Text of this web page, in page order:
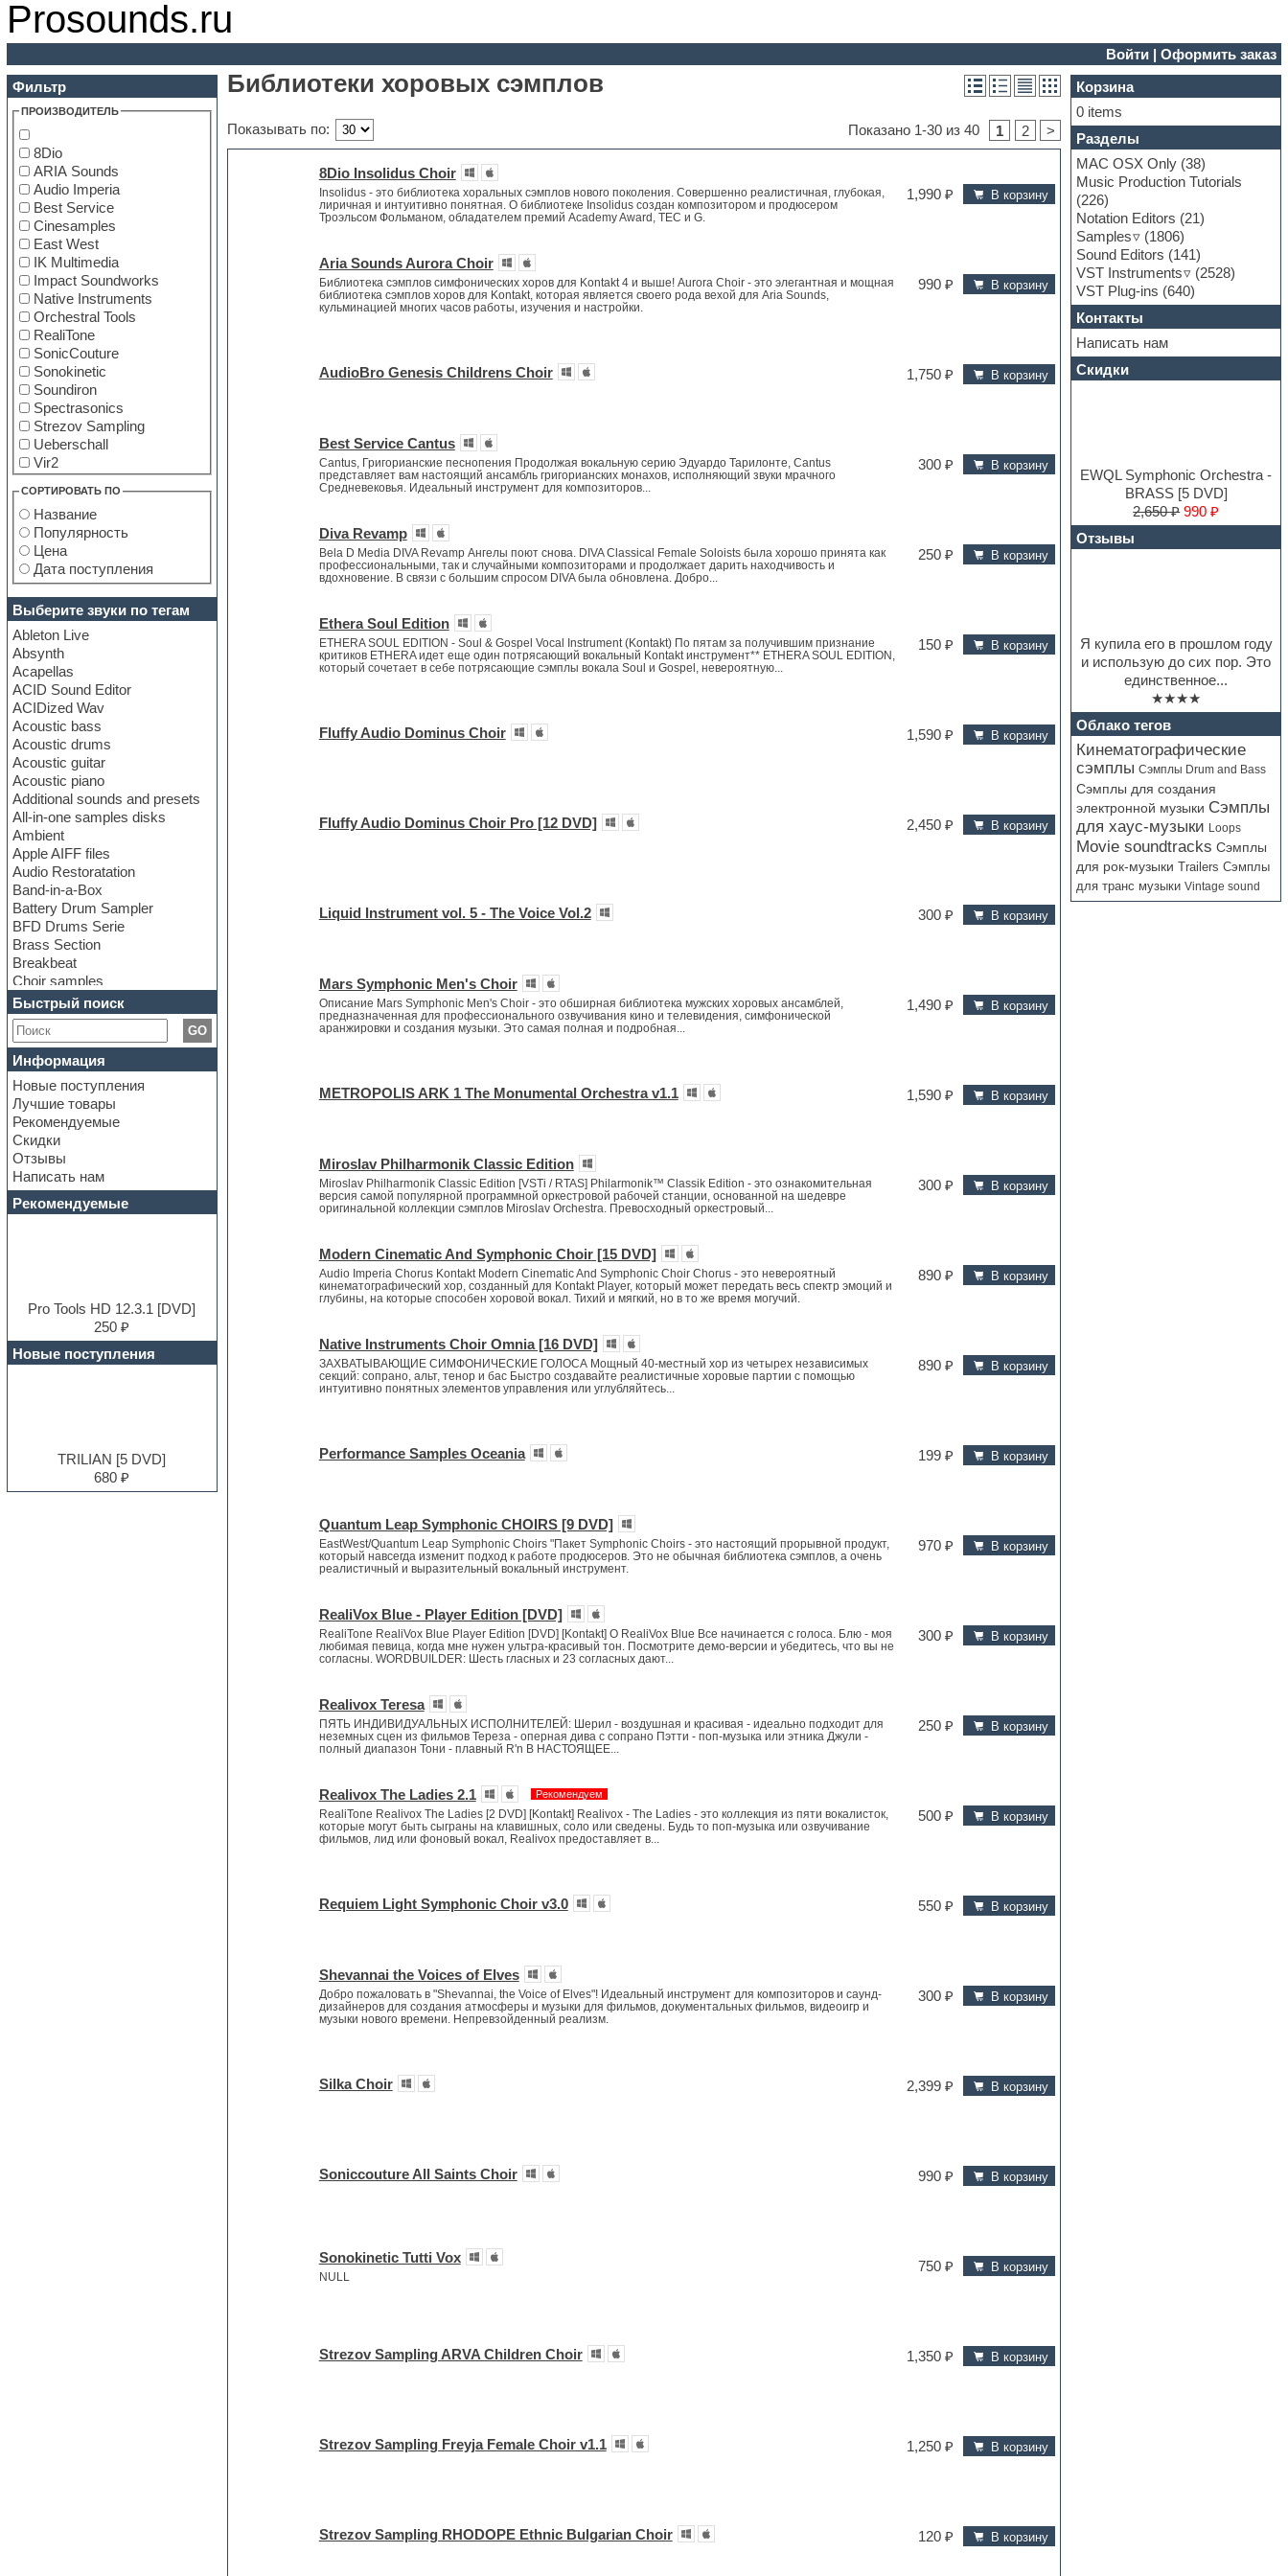
Prosounds.ru
Войти |Оформить заказ
Фильтр
ПРОИЗВОДИТЕЛЬ
8Dio
ARIA Sounds
Audio Imperia
Best Service
Cinesamples
East West
IK Multimedia
Impact Soundworks
Native Instruments
Orchestral Tools
RealiTone
SonicCouture
Sonokinetic
Soundiron
Spectrasonics
Strezov Sampling
Ueberschall
Vir2
Zero-G
СОРТИРОВАТЬ ПО
Название
Популярность
Цена
Дата поступления
Выберите звуки по тегам
Ableton Live
Absynth
Acapellas
ACID Sound Editor
ACIDized Wav
Acoustic bass
Acoustic drums
Acoustic guitar
Acoustic piano
Additional sounds and presets
All-in-one samples disks
Ambient
Apple AIFF files
Audio Restoratation
Band-in-a-Box
Battery Drum Sampler
BFD Drums Serie
Brass Section
Breakbeat
Choir samples
Chris Hein Samples
Cinematic samples
Club bass
Club leads
Club sounds
Construction kits
Convolution
Cubase
Dance drums
Dance music production
tutorials
DAW
Disco samples
Dubstep
E-MU Samples
Electric bass
Electric guitar
Experimental
EXS24 Instruments
Finale
Быстрый поиск
GO
Информация
Новые поступления
Лучшие товары
Рекомендуемые
Скидки
Отзывы
Написать нам
Рекомендуемые
Pro Tools HD 12.3.1 [DVD]
250 ₽
Новые поступления
TRILIAN [5 DVD]
680 ₽
Библиотеки хоровых сэмплов
Показывать по: Показано 1-30 из 40 1 2 >
8Dio Insolidus Choir
Insolidus - это библиотека хоральных сэмплов нового поколения. Совершенно реалистичная, глубокая,
лиричная и интуитивно понятная. О библиотеке Insolidus создан композитором и продюсером
Троэльсом Фольманом, обладателем премий Academy Award, TEC и G.
1,990 ₽ В корзину
Aria Sounds Aurora Choir
Библиотека сэмплов симфонических хоров для Kontakt 4 и выше! Aurora Choir - это элегантная и мощная
библиотека сэмплов хоров для Kontakt, которая является своего рода вехой для Aria Sounds,
кульминацией многих часов работы, изучения и настройки.
990 ₽ В корзину
AudioBro Genesis Childrens Choir 1,750 ₽ В корзину
Best Service Cantus
Cantus, Григорианские песнопения Продолжая вокальную серию Эдуардо Тарилонте, Cantus
представляет вам настоящий ансамбль григорианских монахов, исполняющий звуки мрачного
Средневековья. Идеальный инструмент для композиторов...
300 ₽ В корзину
Diva Revamp
Bela D Media DIVA Revamp Ангелы поют снова. DIVA Classical Female Soloists была хорошо принята как
профессиональными, так и случайными композиторами и продолжает дарить находчивость и
вдохновение. В связи с большим спросом DIVA была обновлена. Добро...
250 ₽ В корзину
Ethera Soul Edition
ETHERA SOUL EDITION - Soul & Gospel Vocal Instrument (Kontakt) По пятам за получившим признание
критиков ETHERA идет еще один потрясающий вокальный Kontakt инструмент** ETHERA SOUL EDITION,
который сочетает в себе потрясающие сэмплы вокала Soul и Gospel, невероятную...
150 ₽ В корзину
Fluffy Audio Dominus Choir 1,590 ₽ В корзину
Fluffy Audio Dominus Choir Pro [12 DVD] 2,450 ₽ В корзину
Liquid Instrument vol. 5 - The Voice Vol.2 300 ₽ В корзину
Mars Symphonic Men's Choir
Описание Mars Symphonic Men's Choir - это обширная библиотека мужских хоровых ансамблей,
предназначенная для профессионального озвучивания кино и телевидения, симфонической
аранжировки и создания музыки. Это самая полная и подробная...
1,490 ₽ В корзину
METROPOLIS ARK 1 The Monumental Orchestra v1.1 1,590 ₽ В корзину
Miroslav Philharmonik Classic Edition
Miroslav Philharmonik Classic Edition [VSTi / RTAS] Philarmonik™ Classik Edition - это ознакомительная
версия самой популярной программной оркестровой рабочей станции, основанной на шедевре
оригинальной коллекции сэмплов Miroslav Orchestra. Превосходный оркестровый...
300 ₽ В корзину
Modern Cinematic And Symphonic Choir [15 DVD]
Audio Imperia Chorus Kontakt Modern Cinematic And Symphonic Choir Chorus - это невероятный
кинематографический хор, созданный для Kontakt Player, который может передать весь спектр эмоций и
глубины, на которые способен хоровой вокал. Тихий и мягкий, но в то же время могучий.
890 ₽ В корзину
Native Instruments Choir Omnia [16 DVD]
ЗАХВАТЫВАЮЩИЕ СИМФОНИЧЕСКИЕ ГОЛОСА Мощный 40-местный хор из четырех независимых
секций: сопрано, альт, тенор и бас Быстро создавайте реалистичные хоровые партии с помощью
интуитивно понятных элементов управления или углубляйтесь...
890 ₽ В корзину
Performance Samples Oceania 199 ₽ В корзину
Quantum Leap Symphonic CHOIRS [9 DVD]
EastWest/Quantum Leap Symphonic Choirs "Пакет Symphonic Choirs - это настоящий прорывной продукт,
который навсегда изменит подход к работе продюсеров. Это не обычная библиотека сэмплов, а очень
реалистичный и выразительный вокальный инструмент.
970 ₽ В корзину
RealiVox Blue - Player Edition [DVD]
RealiTone RealiVox Blue Player Edition [DVD] [Kontakt] О RealiVox Blue Все начинается с голоса. Блю - моя
любимая певица, когда мне нужен ультра-красивый тон. Посмотрите демо-версии и убедитесь, что вы не
согласны. WORDBUILDER: Шесть гласных и 23 согласных дают...
300 ₽ В корзину
Realivox Teresa
ПЯТЬ ИНДИВИДУАЛЬНЫХ ИСПОЛНИТЕЛЕЙ: Шерил - воздушная и красивая - идеально подходит для
неземных сцен из фильмов Тереза - оперная дива с сопрано Пэтти - поп-музыка или этника Джули -
полный диапазон Тони - плавный R'n B НАСТОЯЩЕЕ...
250 ₽ В корзину
Realivox The Ladies 2.1 Рекомендуем
RealiTone Realivox The Ladies [2 DVD] [Kontakt] Realivox - The Ladies - это коллекция из пяти вокалисток,
которые могут быть сыграны на клавишных, соло или сведены. Будь то поп-музыка или озвучивание
фильмов, лид или фоновый вокал, Realivox предоставляет в...
500 ₽ В корзину
Requiem Light Symphonic Choir v3.0 550 ₽ В корзину
Shevannai the Voices of Elves
Добро пожаловать в "Shevannai, the Voice of Elves"! Идеальный инструмент для композиторов и саунд-
дизайнеров для создания атмосферы и музыки для фильмов, документальных фильмов, видеоигр и
музыки нового времени. Непревзойденный реализм.
300 ₽ В корзину
Silka Choir 2,399 ₽ В корзину
Soniccouture All Saints Choir 990 ₽ В корзину
Sonokinetic Tutti Vox
NULL
750 ₽ В корзину
Strezov Sampling ARVA Children Choir 1,350 ₽ В корзину
Strezov Sampling Freyja Female Choir v1.1 1,250 ₽ В корзину
Strezov Sampling RHODOPE Ethnic Bulgarian Choir 120 ₽ В корзину
Корзина
0 items
Разделы
MAC OSX Only (38)
Music Production Tutorials
(226)
Notation Editors (21)
Samples
(1806)
Sound Editors (141)
VST Instruments
(2528)
VST Plug-ins (640)
Контакты
Написать нам
Скидки
EWQL Symphonic Orchestra -
BRASS [5 DVD]
2,650 ₽ 990 ₽
Отзывы
Я купила его в прошлом году
и использую до сих пор. Это
единственное...
★★★★
Облако тегов
Кинематографические
сэмплы Сэмплы Drum and Bass
Сэмплы для создания
электронной музыки Сэмплы
для хаус-музыки Loops
Movie soundtracks Сэмплы
для рок-музыки Trailers Сэмплы
для транс музыки Vintage sound